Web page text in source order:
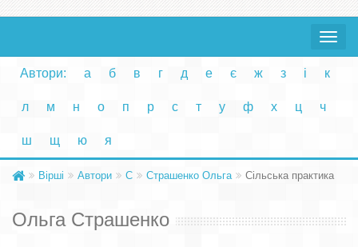
Toggle
Автори: а б в г д е є ж з і к
л м н о п р с т у ф х ц ч
ш щ ю я
Вірші Автори С Страшенко Ольга Сільська практика
Ольга Страшенко